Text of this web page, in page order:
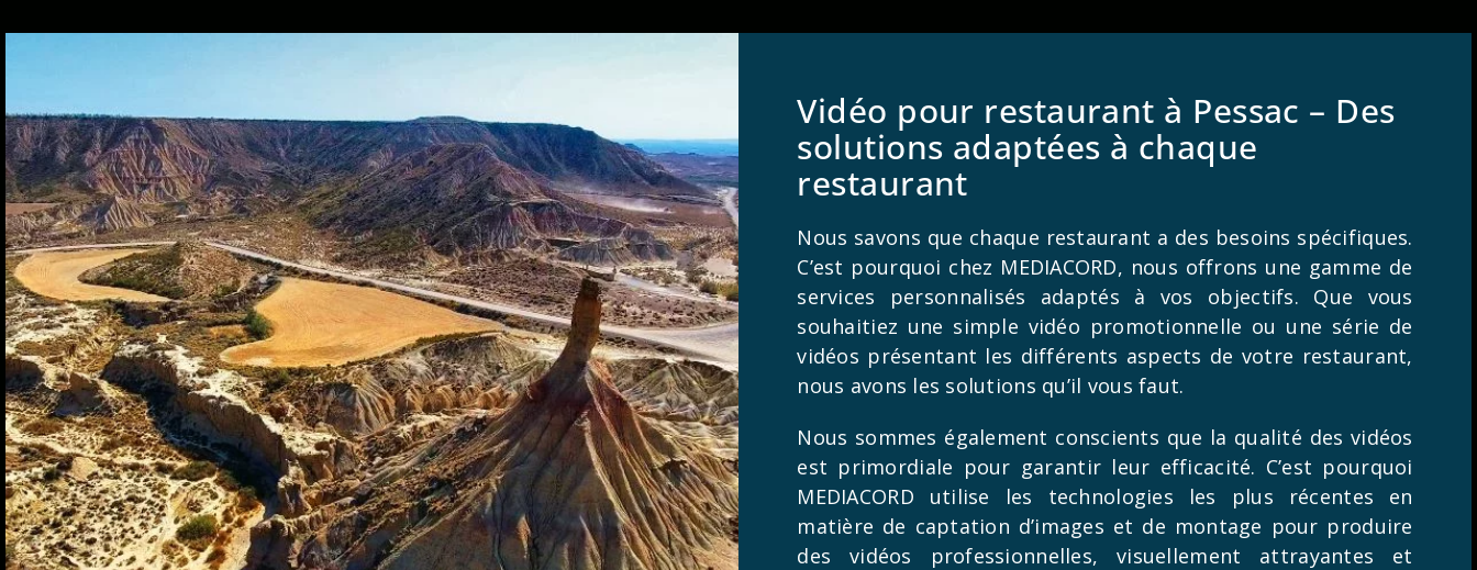
Vidéo pour restaurant à Pessac – Des
solutions adaptées à chaque
restaurant
Nous savons que chaque restaurant a des besoins spécifiques.
C’est pourquoi chez MEDIACORD, nous offrons une gamme de
services personnalisés adaptés à vos objectifs. Que vous
souhaitiez une simple vidéo promotionnelle ou une série de
vidéos présentant les différents aspects de votre restaurant,
nous avons les solutions qu’il vous faut.
Nous sommes également conscients que la qualité des vidéos
est primordiale pour garantir leur efficacité. C’est pourquoi
MEDIACORD utilise les technologies les plus récentes en
matière de captation d’images et de montage pour produire
des vidéos professionnelles, visuellement attrayantes et